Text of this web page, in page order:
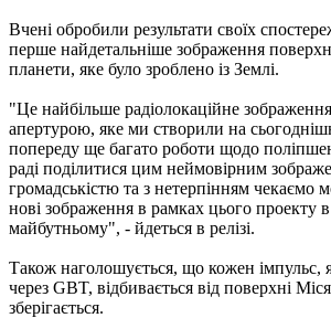
Вчені обробили результати своїх
перше найдетальніше зображення
планети, яке було зроблено із Землі.
"Це найбільше радіолокаційне
апертурою, яке ми створили на
попереду ще багато роботи щодо
раді поділитися цим неймовірним
громадськістю та з нетерпінням чекаємо
нові зображення в рамках цього проекту
майбутньому", - йдеться в релізі.
Також наголошується, що кожен імпульс,
через GBT, відбивається від поверхні
зберігається.